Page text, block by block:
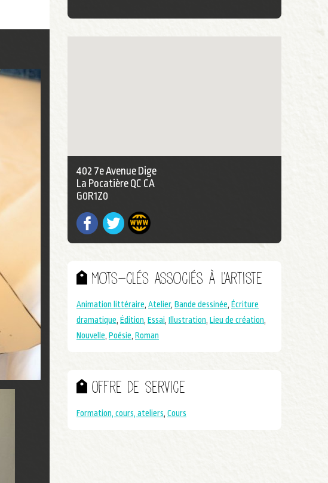
402 7e Avenue Dige
La Pocatière QC CA
G0R1Z0
Mots-clés associés à l'artiste
Animation littéraire Atelier, Bande dessinée Écriture
dramatique Édition Essai Illustration Lieu de création
Nouvelle Poésie Roman
Offre de service
Formation, cours, ateliers Cours